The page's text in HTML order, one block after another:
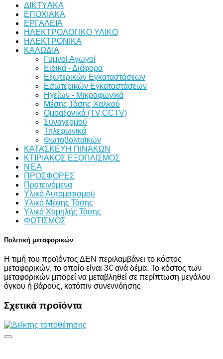
ΔΙKTΥAKA
ΕΠΟΧΙΑΚΑ
ΕΡΓΑΛΕΙΑ
ΗΛΕΚΤΡΟΛΟΓΙΚΟ ΥΛΙΚΟ
ΗΛΕΚΤΡΟΝΙΚΑ
ΚΑΛΩΔΙΑ
Γυμνοί Αγωγοί
Ειδικά - Διάφορα
Εξωτερικών Εγκαταστάσεων
Εσωτερικών Εγκαταστάσεων
Ηχείων - Μικροφωνικά
Μέσης Τάσης Χαλκού
Ομοαξονικά (TV,CCTV)
Συναγερμού
Τηλεφωνικά
Φωτοβολταϊκών
ΚΑΤΑΣΚΕΥΗ ΠΙΝΑΚΩΝ
ΚΤΙΡΙΑΚΟΣ ΕΞΟΠΛΙΣΜΟΣ
ΝΈΑ
ΠΡΟΣΦΟΡΕΣ
Προτεινόμενα
Υλικό Αυτοματισμού
Υλικό Μέσης Τάσης
Υλικό Χαμηλής Τάσης
ΦΩΤΙΣΜΟΣ
Πολιτική μεταφορικών
Η τιμή του προϊόντος ΔΕΝ περιλαμβάνει το κόστος
μεταφορικών, το οποίο είναι 3€ ανά δέμα. Το κόστος των
μεταφορικών μπορεί να μεταβληθεί σε περίπτωση μεγάλου
όγκου ή βάρους, κατόπιν συνεννόησης
Σχετικά προϊόντα